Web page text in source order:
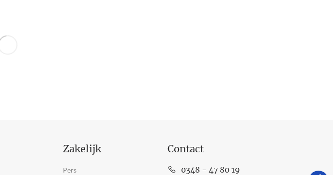
Zakelijk
Pers
Contact
0348 - 47 80 19